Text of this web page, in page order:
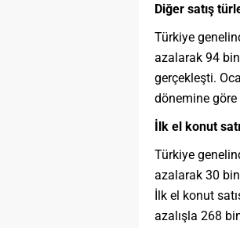
Diğer satış
Türkiye
azalarak 94
gerçekleşti.
dönemine göre
İlk el konut
Türkiye
azalarak 30 bin
İlk el konut
azalışla 268